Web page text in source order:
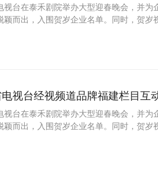
视台在泰禾剧院举办大型迎春晚会，并为
颖而出，入围贺岁企业名单。同时，贺岁
电视台经视频道品牌福建栏目互
视台在泰禾剧院举办大型迎春晚会，并为
颖而出，入围贺岁企业名单。同时，贺岁